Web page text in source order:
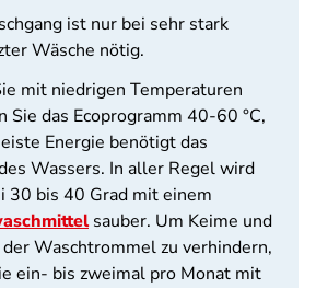
ist nur bei sehr stark
Wäsche nötig.
mit niedrigen Temperaturen
Sie das Ecoprogramm 40-60 °C,
Energie benötigt das
Wassers. In aller Regel wird
30 bis 40 Grad mit einem
sauber. Um Keime und
der Waschtrommel zu verhindern,
ein- bis zweimal pro Monat mit